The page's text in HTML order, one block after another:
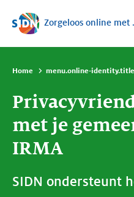
Sla navigatie over
Zorgeloos online met
Home menu.online-identity.title
met je
IRMA
SIDN ondersteunt